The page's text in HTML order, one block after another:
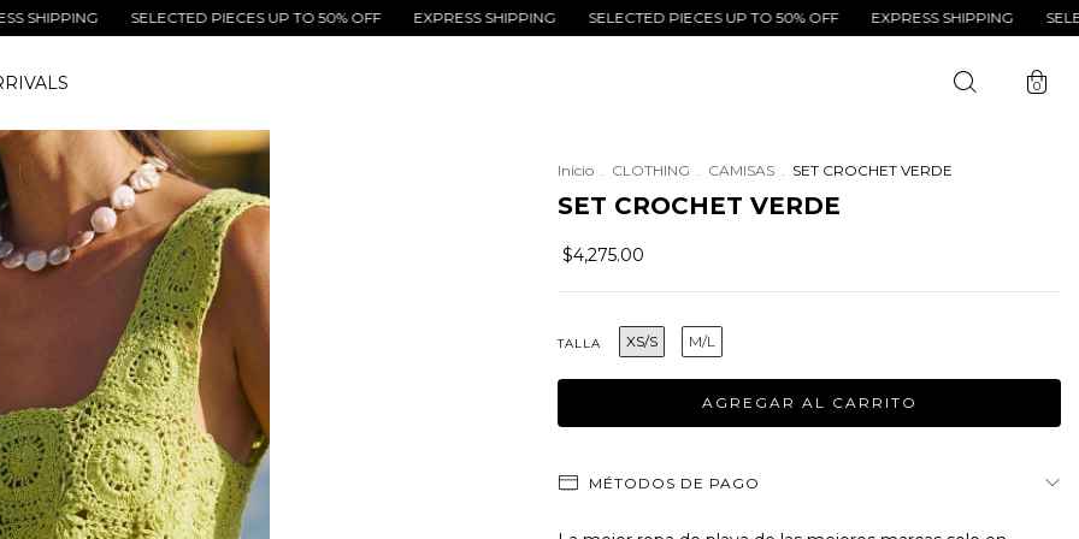
SELECTED PIECES UP TO 50% OFF EXPRESS SHIPPING SELECTED PIECES UP TO 50% OFF EXPRESS SHIPPING SELECTED
0
Inicio CLOTHING CAMISAS SET CROCHET VERDE
SET CROCHET VERDE
$4,275.00
TALLA XS/S M/L
MÉTODOS DE PAGO